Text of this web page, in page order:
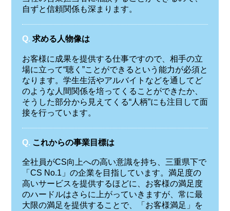
自ずと信頼関係も深まります。
Q. 求める人物像は
お客様に成果を提供する仕事ですので、相手の立
場に立って“聴く”ことができるという能力が必須と
なります。学生生活やアルバイトなどを通してど
のような人間関係を培ってくることができたか、
そうした部分から見えてくる“人柄”にも注目して面
接を行っています。
Q. これからの事業目標は
全社員がCS向上への高い意識を持ち、三重県下で
「CS No.1」の企業を目指しています。満足度の
高いサービスを提供するほどに、お客様の満足度
のハードルはさらに上がっていきますが、常に最
大限の満足を提供することで、「お客様満足」を